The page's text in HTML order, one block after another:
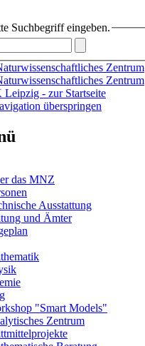
Suchbegriff eingeben.
Zentrum
Zentrum
überspringen
das MNZ
Ausstattung
und Ämter
"Smart Models"
Zentrum